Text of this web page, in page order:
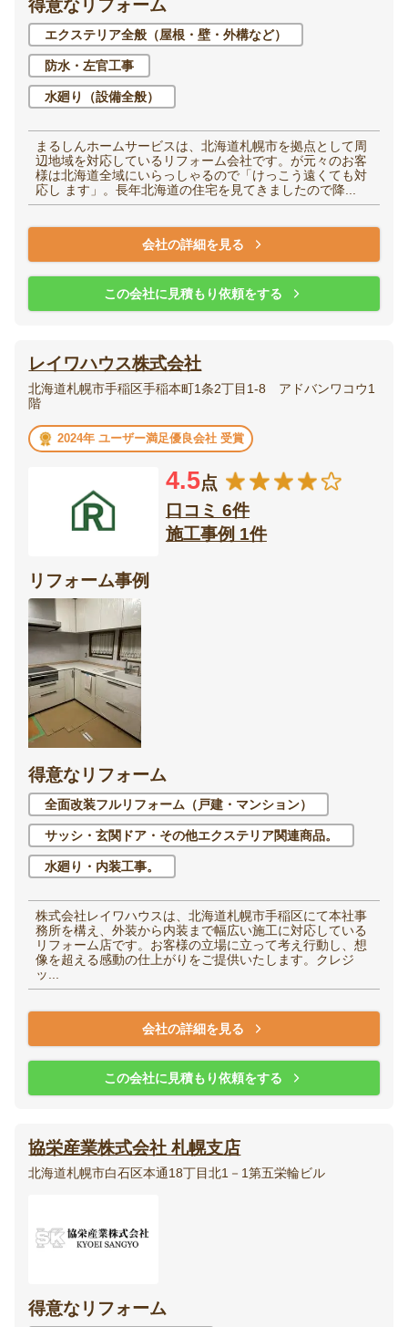
得意なリフォーム
エクステリア全般（屋根・壁・外構など）
防水・左官工事
水廻り（設備全般）
まるしんホームサービスは、北海道札幌市を拠点として周
辺地域を対応しているリフォーム会社です。が元々のお客
様は北海道全域にいらっしゃるので「けっこう遠くても対
応し ます」。長年北海道の住宅を見てきましたので降...
会社の詳細を見る
この会社に見積もり依頼をする
レイワハウス株式会社
北海道札幌市手稲区手稲本町1条2丁目1-8 アドバンワコウ1
階
2024年 ユーザー満足優良会社 受賞
4.5点
口コミ 6件
施工事例 1件
リフォーム事例
得意なリフォーム
全面改装フルリフォーム（戸建・マンション）
サッシ・玄関ドア・その他エクステリア関連商品。
水廻り・内装工事。
株式会社レイワハウスは、北海道札幌市手稲区にて本社事
務所を構え、外装から内装まで幅広い施工に対応している
リフォーム店です。お客様の立場に立って考え行動し、想
像を超える感動の仕上がりをご提供いたします。クレジ
ッ...
会社の詳細を見る
この会社に見積もり依頼をする
協栄産業株式会社 札幌支店
北海道札幌市白石区本通18丁目北1－1第五栄輪ビル
得意なリフォーム